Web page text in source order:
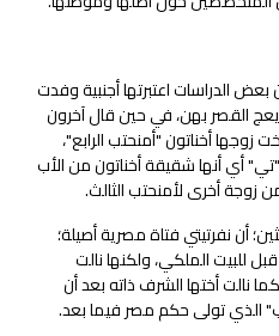
الدراسات اعتبرتها أجنبية وفدت
القصر بهن، في حين قال آخرون
زوجها أخناتون "أمنحتب الرابع"،
أي أنها شقيقة أخناتون من الأب
زوجة أخرى لأمنحتب الثالث.
أن نفرتيتي فتاة مصرية أصيلة؛
للبيت الملكي، ولكنها نالت
نالت أختها الشرف ذاته بعد أن
الذي تولى حكم مصر فيما بعد.